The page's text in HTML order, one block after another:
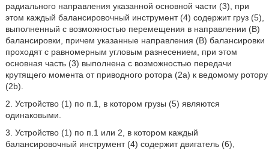
радиального направления указанной основной части (3), при
этом каждый балансировочный инструмент (4) содержит груз (5),
выполненный с возможностью перемещения в направлении (В)
балансировки, причем указанные направления (В) балансировки
проходят с равномерным угловым разнесением, при этом
основная часть (3) выполнена с возможностью передачи
крутящего момента от приводного ротора (2а) к ведомому ротору
(2b).
2. Устройство (1) по п.1, в котором грузы (5) являются
одинаковыми.
3. Устройство (1) по п.1 или 2, в котором каждый
балансировочный инструмент (4) содержит двигатель (6),